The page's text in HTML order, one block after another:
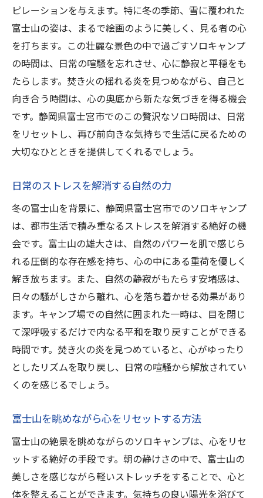
ピレーションを与えます。特に冬の季節、雪に覆われた
富士山の姿は、まるで絵画のように美しく、見る者の心
を打ちます。この壮麗な景色の中で過ごすソロキャンプ
の時間は、日常の喧騒を忘れさせ、心に静寂と平穏をも
たらします。焚き火の揺れる炎を見つめながら、自己と
向き合う時間は、心の奥底から新たな気づきを得る機会
です。静岡県富士宮市でのこの贅沢なソロ時間は、日常
をリセットし、再び前向きな気持ちで生活に戻るための
大切なひとときを提供してくれるでしょう。
日常のストレスを解消する自然の力
冬の富士山を背景に、静岡県富士宮市でのソロキャンプ
は、都市生活で積み重なるストレスを解消する絶好の機
会です。富士山の雄大さは、自然のパワーを肌で感じら
れる圧倒的な存在感を持ち、心の中にある重荷を優しく
解き放ちます。また、自然の静寂がもたらす安堵感は、
日々の騒がしさから離れ、心を落ち着かせる効果があり
ます。キャンプ場での自然に囲まれた一時は、目を閉じ
て深呼吸するだけで内なる平和を取り戻すことができる
時間です。焚き火の炎を見つめていると、心がゆったり
としたリズムを取り戻し、日常の喧騒から解放されてい
くのを感じるでしょう。
富士山を眺めながら心をリセットする方法
富士山の絶景を眺めながらのソロキャンプは、心をリセ
ットする絶好の手段です。朝の静けさの中で、富士山の
美しさを感じながら軽いストレッチをすることで、心と
体を整えることができます。気持ちの良い陽光を浴びて